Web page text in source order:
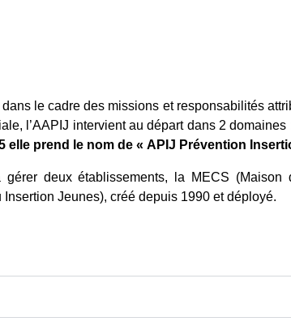
le cadre des missions et responsabilités
l’AAPIJ intervient au départ dans 2
elle prend le nom de « APIJ Prévention
deux établissements, la MECS (Maison
Insertion Jeunes), créé depuis 1990 et déployé.